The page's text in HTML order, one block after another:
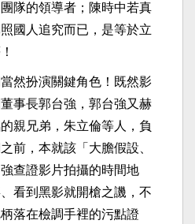
隊的領導者；陳時中若真
國人追究而已，是等於立
然扮演關鍵角色！既然影
事長郭台強，郭台強又赫
親兄弟，朱立倫等人，負
前，本就該「大膽假設、
查證影片拍攝的時間地
看到黑影就開槍之譏，不
落在檢調手裡的污點證